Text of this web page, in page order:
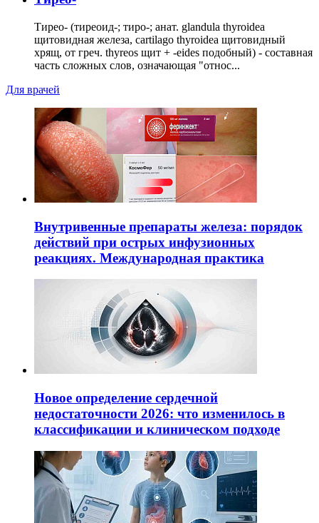
Тирео- (тиреоид-; тиро-; анат. glandula thyroidea
щитовидная железа, cartilago thyroidea щитовидный
хрящ, от греч. thyreos щит + -eides подобный) - составная
часть сложных слов, означающая "относ...
Для врачей
Внутривенные препараты железа: порядок
действий при острых инфузионных
реакциях. Международная практика
Новое определение сердечной
недостаточности 2026: что изменилось в
классификации и клиническом подходе